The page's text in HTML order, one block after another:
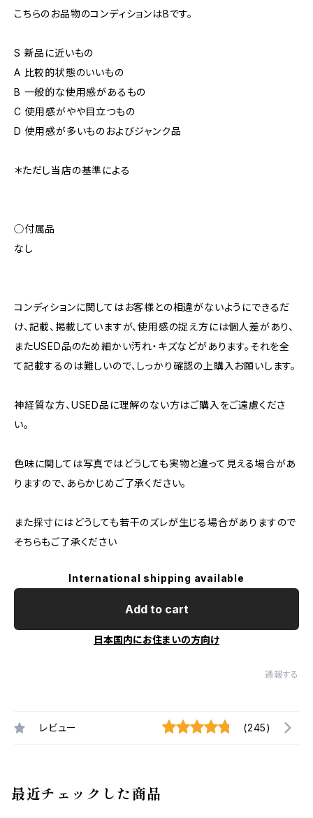
こちらのお品物のコンディションはBです。
S 新品に近いもの
A 比較的状態のいいもの
B 一般的な使用感があるもの
C 使用感がやや目立つもの
D 使用感が多いものおよびジャンク品
＊ただし当店の基準による
◯付属品
なし
コンディションに関してはお客様との相違がないようにできるだ
け、記載、掲載していますが、使用感の捉え方には個人差があり、
またUSED品のため細かい汚れ・キズなどがあります。それを全
て記載するのは難しいので、しっかり確認の上購入お願いします。
神経質な方、USED品に理解のない方はご購入をご遠慮くださ
い。
色味に関しては写真ではどうしても実物と違って見える場合があ
りますので、あらかじめご了承ください。
また採寸にはどうしても若干のズレが生じる場合がありますので
そちらもご了承ください
International shipping available
Add to cart
日本国内にお住まいの方向け
通報する
レビュー (245)
最近チェックした商品